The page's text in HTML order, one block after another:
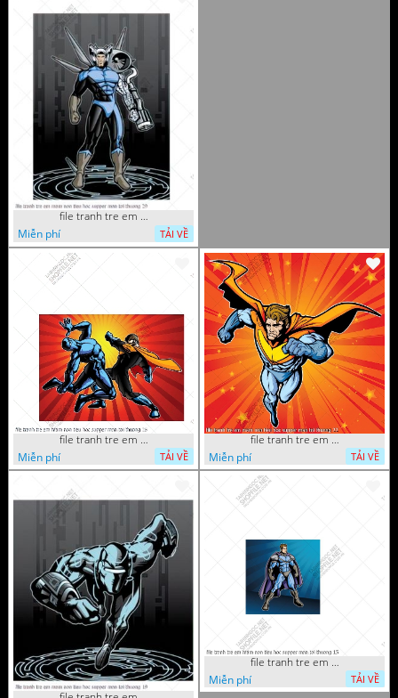
file tranh tre em mam non tieu hoc supper man toi thuong 29
Miễn phí
TẢI VỀ
file tranh tre em mam non tieu hoc supper man toi thuong 26
Miễn phí
TẢI VỀ
file tranh tre em mam non tieu hoc supper man toi thuong 22
Miễn phí
TẢI VỀ
file tranh tre em mam non tieu hoc supper man toi thuong 15
Miễn phí
TẢI VỀ